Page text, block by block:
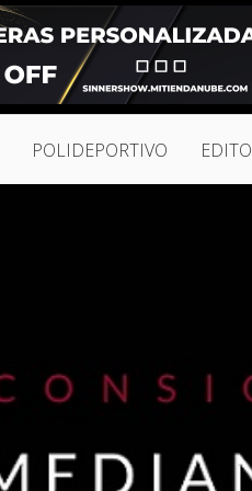
POLIDEPORTIVO